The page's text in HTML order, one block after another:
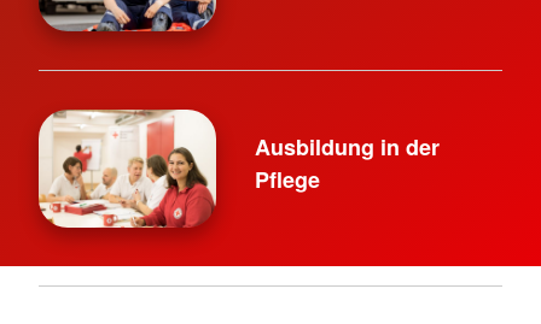
Ausbildung in der
Pflege